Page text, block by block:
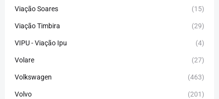
Viação Soares (15)
Viação Timbira (29)
VIPU - Viação Ipu (4)
Volare (27)
Volkswagen (463)
Volvo (201)